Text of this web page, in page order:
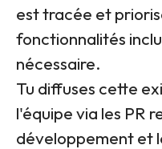
est tracée et
fonctionnalités
nécessaire.
Tu diffuses cette
l'équipe via les PR
développement et